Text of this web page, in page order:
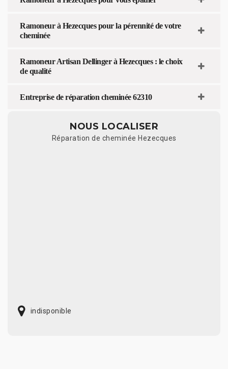
Ramoneur à Hezecques pour la pérennité de votre
cheminée
Ramoneur Artisan Dellinger à Hezecques : le choix
de qualité
Entreprise de réparation cheminée 62310
NOUS LOCALISER
Réparation de cheminée Hezecques
indisponible